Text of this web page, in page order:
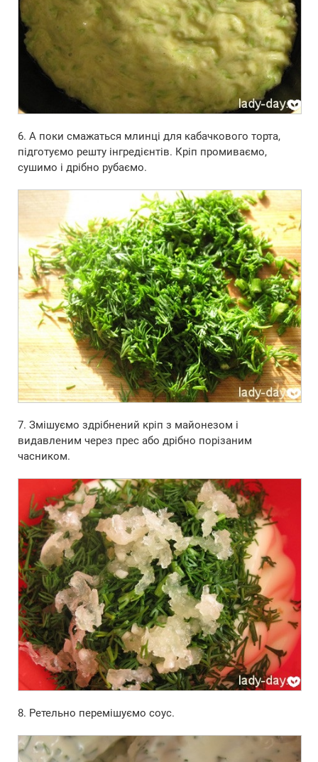
6. А поки смажаться млинці для кабачкового торта,
підготуємо решту інгредієнтів. Кріп промиваємо,
сушимо і дрібно рубаємо.
7. Змішуємо здрібнений кріп з майонезом і
видавленим через прес або дрібно порізаним
часником.
8. Ретельно перемішуємо соус.